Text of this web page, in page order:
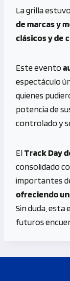
La grilla
de marcas y
clásicos y de
Este evento
espectáculo
quienes
potencia de
controlado y
ElTrack Day
consolidado
importantes
ofreciendo
Sin duda,
futuros